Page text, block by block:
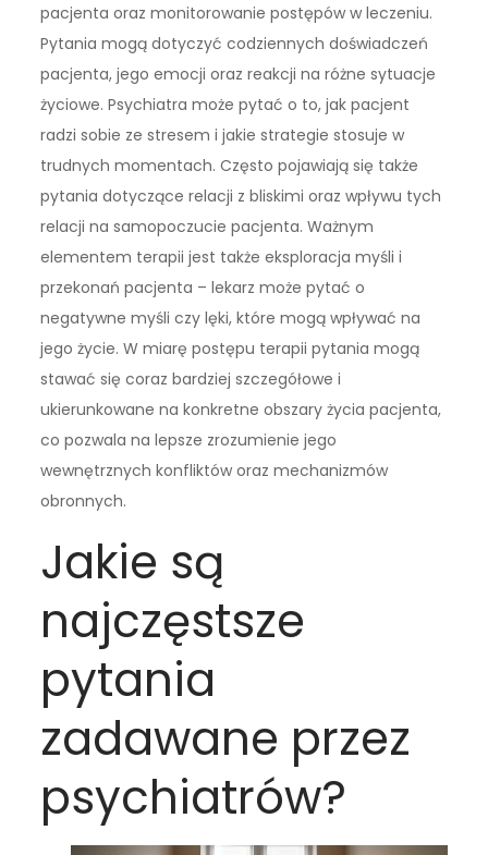
pacjenta oraz monitorowanie postępów w leczeniu.
Pytania mogą dotyczyć codziennych doświadczeń
pacjenta, jego emocji oraz reakcji na różne sytuacje
życiowe. Psychiatra może pytać o to, jak pacjent
radzi sobie ze stresem i jakie strategie stosuje w
trudnych momentach. Często pojawiają się także
pytania dotyczące relacji z bliskimi oraz wpływu tych
relacji na samopoczucie pacjenta. Ważnym
elementem terapii jest także eksploracja myśli i
przekonań pacjenta – lekarz może pytać o
negatywne myśli czy lęki, które mogą wpływać na
jego życie. W miarę postępu terapii pytania mogą
stawać się coraz bardziej szczegółowe i
ukierunkowane na konkretne obszary życia pacjenta,
co pozwala na lepsze zrozumienie jego
wewnętrznych konfliktów oraz mechanizmów
obronnych.
Jakie są
najczęstsze
pytania
zadawane przez
psychiatrów?